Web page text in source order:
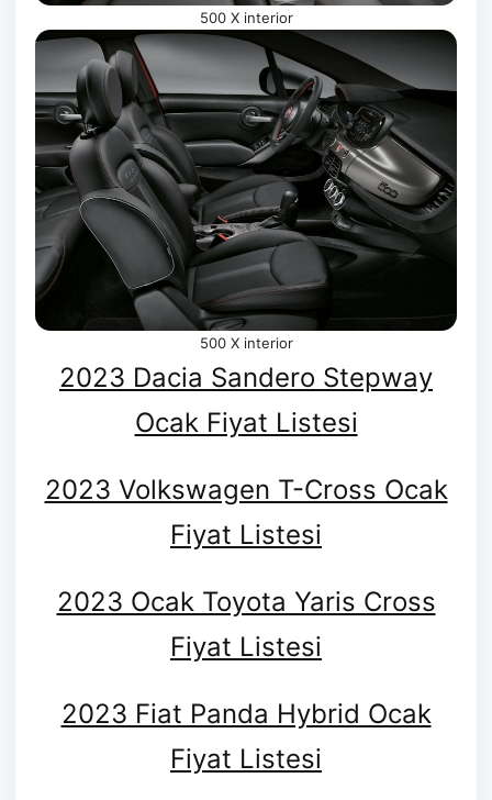
500 X interior
500 X interior
2023 Dacia Sandero Stepway
Ocak Fiyat Listesi
2023 Volkswagen T-Cross Ocak
Fiyat Listesi
2023 Ocak Toyota Yaris Cross
Fiyat Listesi
2023 Fiat Panda Hybrid Ocak
Fiyat Listesi